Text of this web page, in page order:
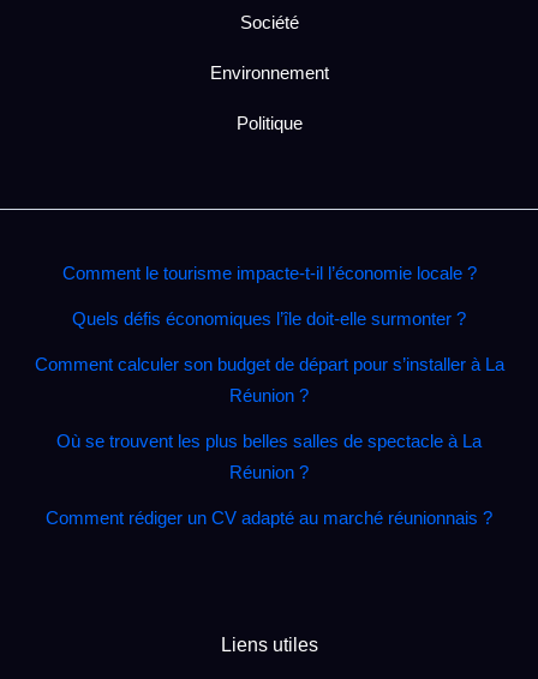
Société
Environnement
Politique
Comment le tourisme impacte‑t‑il l’économie locale ?
Quels défis économiques l’île doit‑elle surmonter ?
Comment calculer son budget de départ pour s’installer à La
Réunion ?
Où se trouvent les plus belles salles de spectacle à La
Réunion ?
Comment rédiger un CV adapté au marché réunionnais ?
Liens utiles